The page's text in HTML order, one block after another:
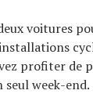
voitures
profiter de
seul week-end.